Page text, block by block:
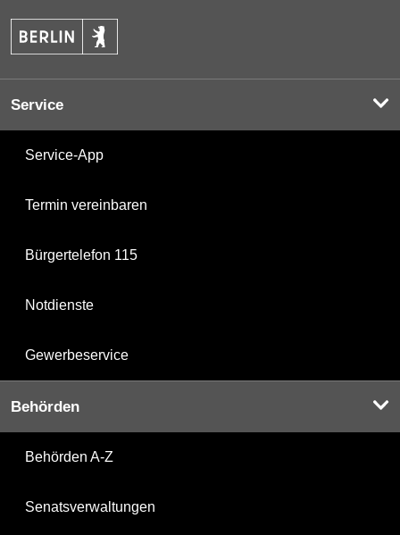
Service
Service-App
Termin vereinbaren
Bürgertelefon 115
Notdienste
Gewerbeservice
Behörden
Behörden A-Z
Senatsverwaltungen